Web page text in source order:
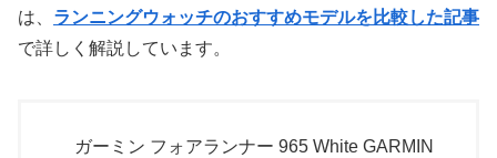
は、 ランニングウォッチのおすすめモデルを比較した記事
で詳しく解説しています。
ガーミン フォアランナー 965 White GARMIN